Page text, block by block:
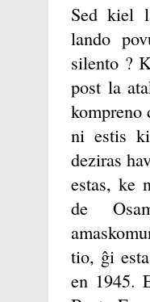
Sed kiel
lando
silento ?
post la
kompreno
ni estis
deziras
estas, ke
de
tio, ĝi
en 1945.